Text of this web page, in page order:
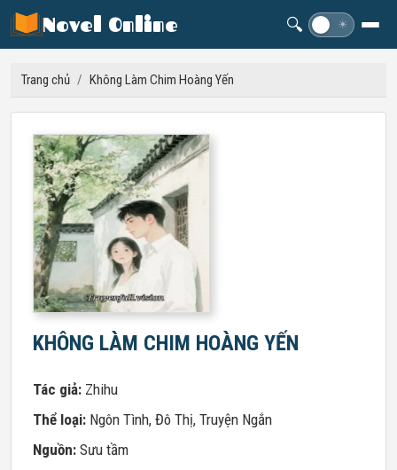
Novel Online 🔍 ☀
Trang chủ / Không Làm Chim Hoàng Yến
KHÔNG LÀM CHIM HOÀNG YẾN
Tác giả: Zhihu
Thể loại: Ngôn Tình, Đô Thị, Truyện Ngắn
Nguồn: Sưu tầm